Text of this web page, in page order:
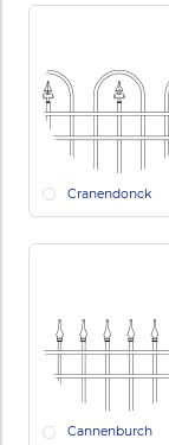
Cranendonck
Cannenburch